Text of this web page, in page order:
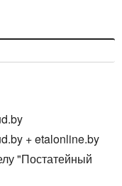
+ etalonline.by
"Постатейный